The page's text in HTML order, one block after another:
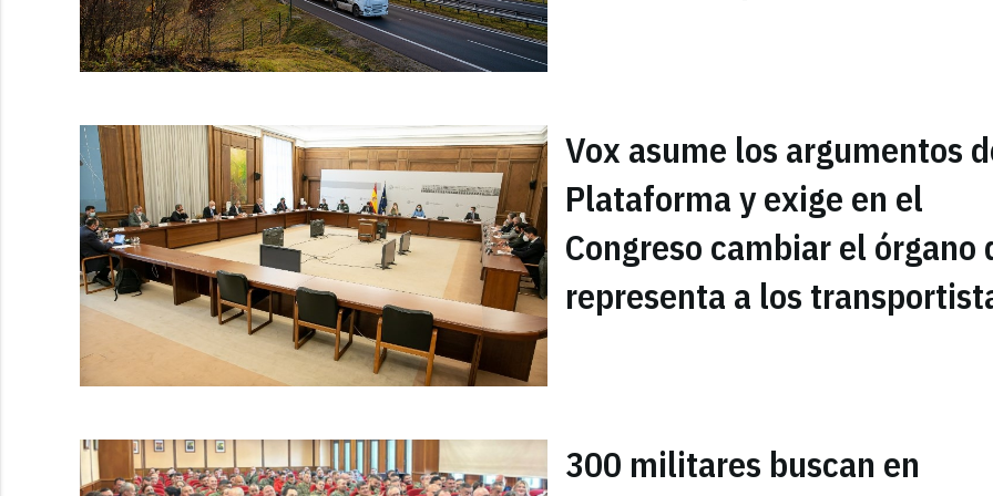
Vox asume los argumentos
Plataforma y exige en el
Congreso cambiar el órgano
representa a los
300 militares buscan en